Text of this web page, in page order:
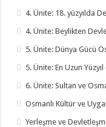
4. Ünite: 18. yüzyılda
4. Ünite: Beylikten
5. Ünite: Dünya Gücü
5. Ünite: En Uzun
6. Ünite: Sultan ve
Osmanlı Kültür ve
Yerleşme ve